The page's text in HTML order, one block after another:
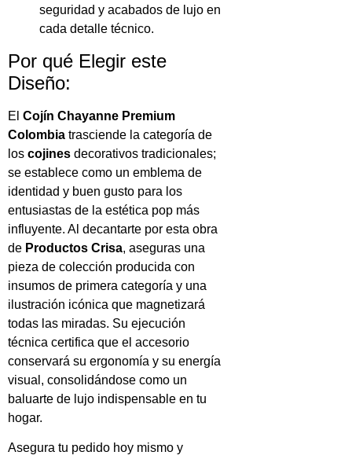
seguridad y acabados de lujo en
cada detalle técnico.
Por qué Elegir este
Diseño:
El Cojín Chayanne Premium
Colombia trasciende la categoría de
los cojines decorativos tradicionales;
se establece como un emblema de
identidad y buen gusto para los
entusiastas de la estética pop más
influyente. Al decantarte por esta obra
de Productos Crisa, aseguras una
pieza de colección producida con
insumos de primera categoría y una
ilustración icónica que magnetizará
todas las miradas. Su ejecución
técnica certifica que el accesorio
conservará su ergonomía y su energía
visual, consolidándose como un
baluarte de lujo indispensable en tu
hogar.
Asegura tu pedido hoy mismo y